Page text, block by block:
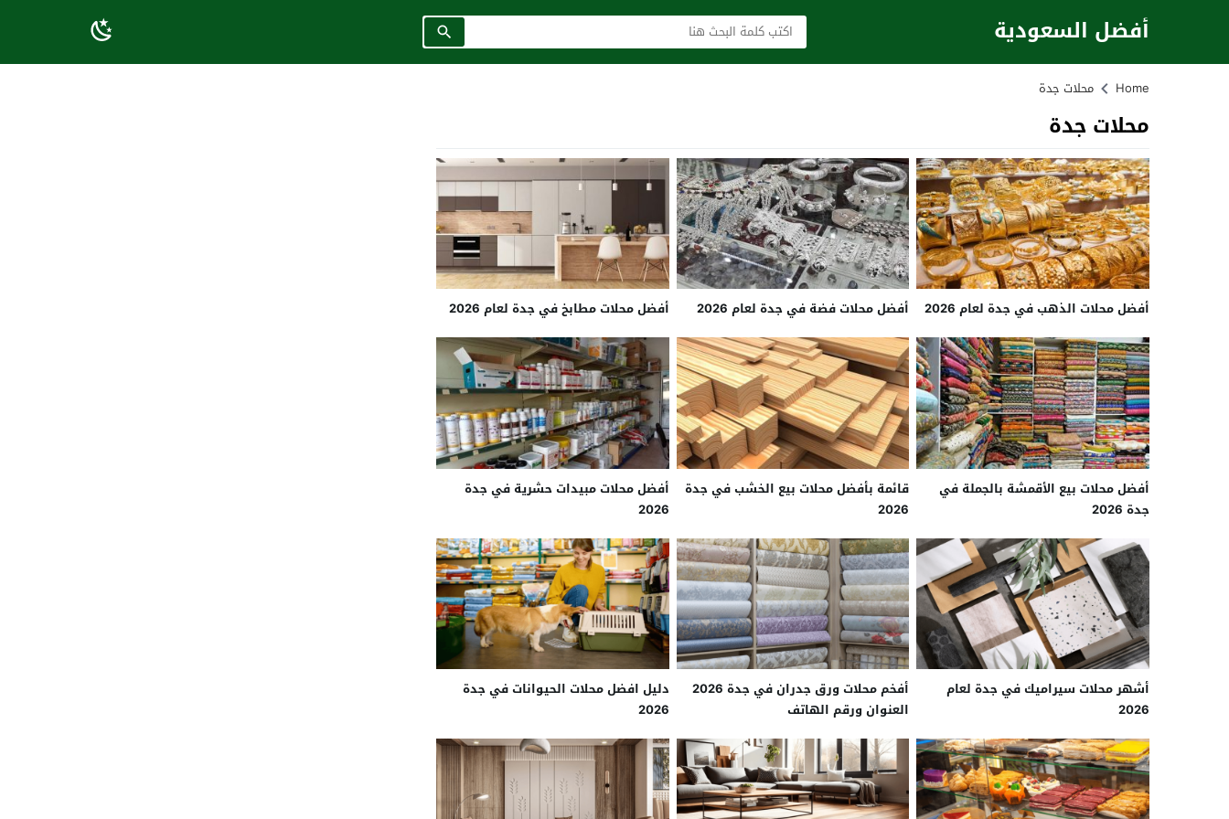
أفضل السعودية
Home محلات جدة
محلات جدة
أفضل محلات الذهب في جدة لعام 2026 أفضل محلات فضة في جدة لعام 2026 أفضل محلات مطابخ في جدة لعام 2026
أفضل محلات بيع الأقمشة بالجملة في
جدة 2026
قائمة بأفضل محلات بيع الخشب في جدة
2026
أفضل محلات مبيدات حشرية في جدة
2026
أشهر محلات سيراميك في جدة لعام
2026
أفخم محلات ورق جدران في جدة 2026
العنوان ورقم الهاتف
دليل افضل محلات الحيوانات في جدة
2026